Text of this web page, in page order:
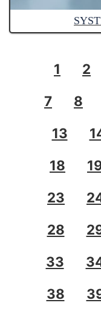
1 2
7
8
13
18
23
28
33
38